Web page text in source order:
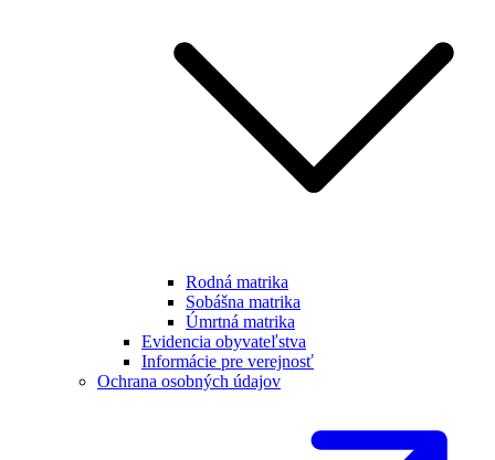
Rodná matrika
Sobášna matrika
Úmrtná matrika
Evidencia obyvateľstva
Informácie pre verejnosť
Ochrana osobných údajov